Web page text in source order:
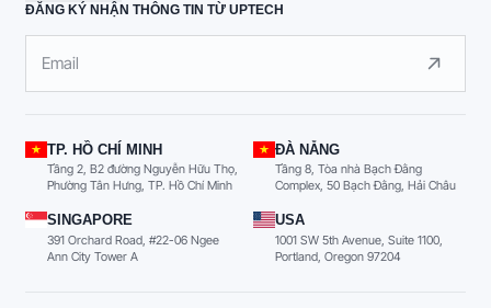
ĐĂNG KÝ NHẬN THÔNG TIN TỪ UPTECH
TP. HỒ CHÍ MINH
Tầng 2, B2 đường Nguyễn Hữu Thọ,
Phường Tân Hưng, TP. Hồ Chí Minh
ĐÀ NẴNG
Tầng 8, Tòa nhà Bạch Đằng
Complex, 50 Bạch Đằng, Hải Châu
SINGAPORE
391 Orchard Road, #22-06 Ngee
Ann City Tower A
USA
1001 SW 5th Avenue, Suite 1100,
Portland, Oregon 97204